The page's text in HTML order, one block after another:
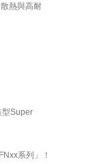
熱與高耐
型Super
系列」！